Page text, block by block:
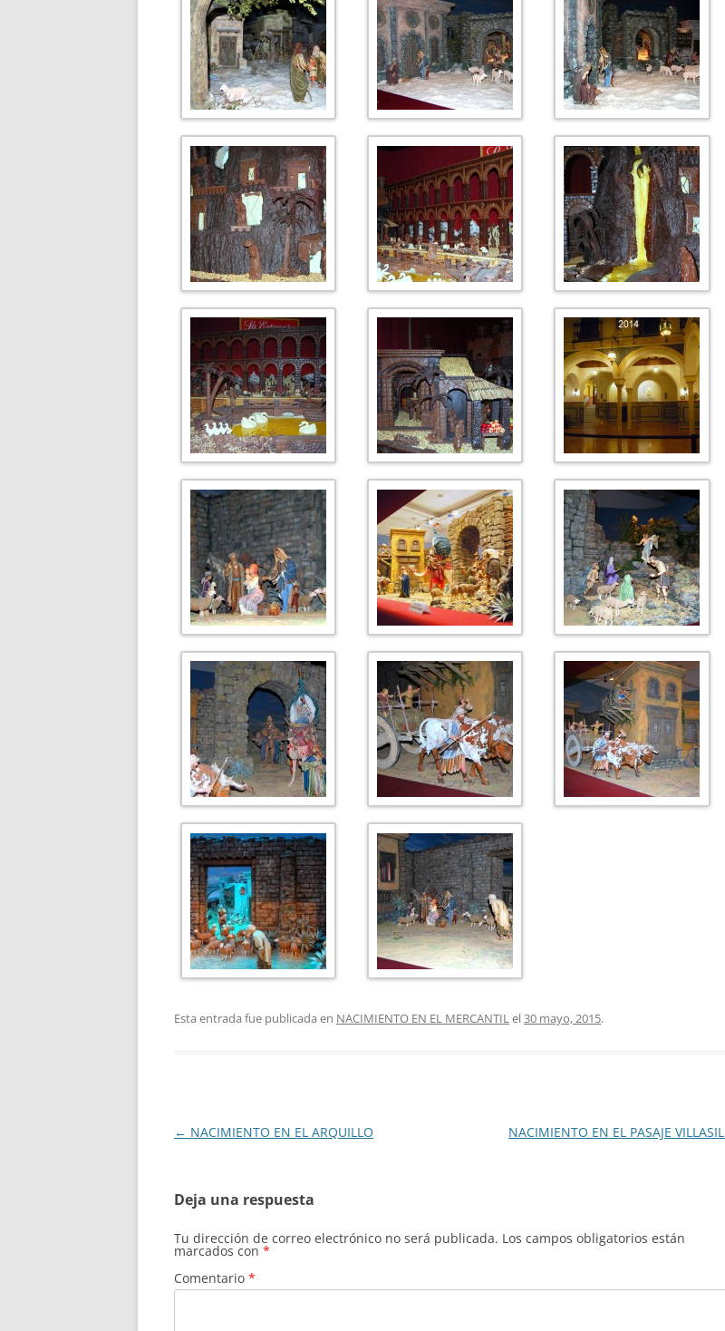
Esta entrada fue publicada en NACIMIENTO EN EL MERCANTILel30 mayo, 2015.
Navegación
← NACIMIENTO EN EL ARQUILLO NACIMIENTO EN EL PASAJE VILLASIL
Deja una respuesta
Tu dirección de correo electrónico no será publicada. Los campos obligatorios están
marcados con *
Comentario *